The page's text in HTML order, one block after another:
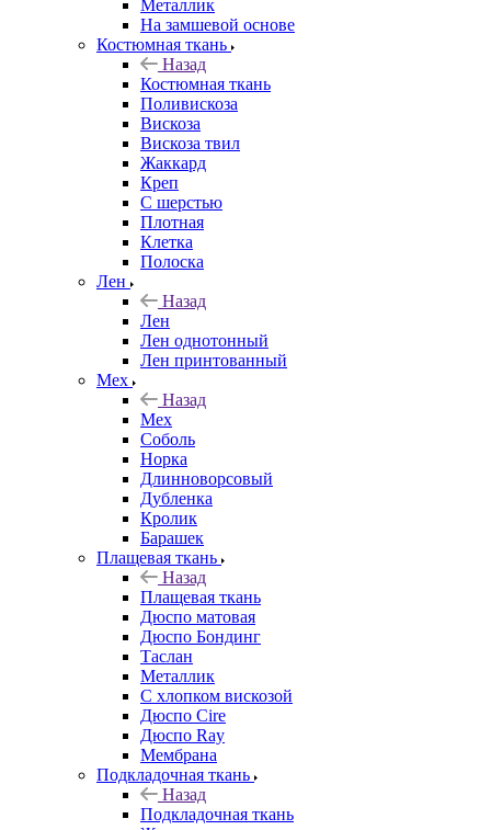
Металлик
На замшевой основе
Костюмная ткань
Назад
Костюмная ткань
Поливискоза
Вискоза
Вискоза твил
Жаккард
Креп
С шерстью
Плотная
Клетка
Полоска
Лен
Назад
Лен
Лен однотонный
Лен принтованный
Мех
Назад
Мех
Соболь
Норка
Длинноворсовый
Дубленка
Кролик
Барашек
Плащевая ткань
Назад
Плащевая ткань
Дюспо матовая
Дюспо Бондинг
Таслан
Металлик
С хлопком вискозой
Дюспо Cire
Дюспо Ray
Мембрана
Подкладочная ткань
Назад
Подкладочная ткань